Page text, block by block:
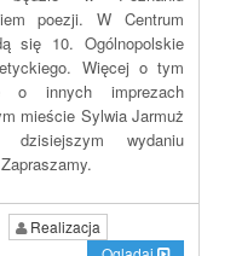
poezji. W Centrum
się 10. Ogólnopolskie
Więcej o tym
o innych imprezach
mieście Sylwia Jarmuż
wydaniu
Realizacja